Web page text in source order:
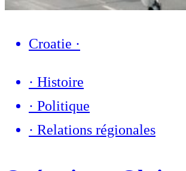
Croatie ·
· Histoire
· Politique
· Relations régionales